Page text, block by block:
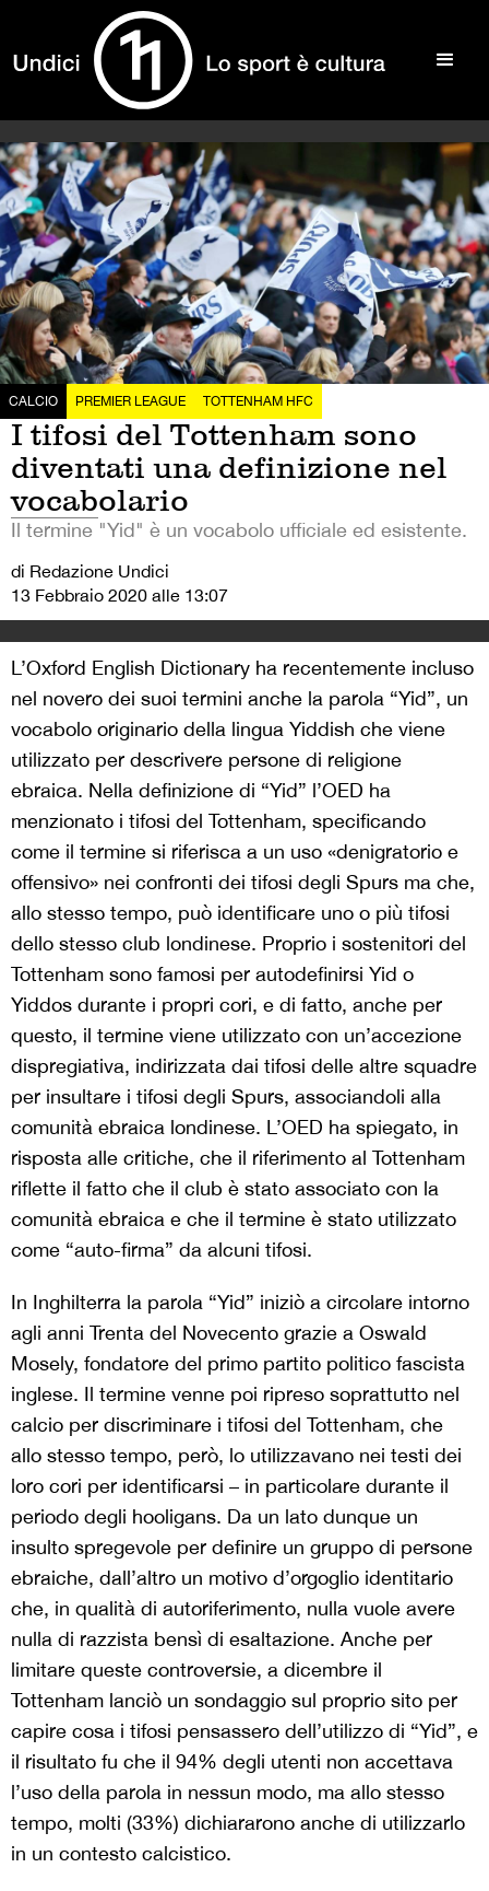
CALCIO PREMIER LEAGUE TOTTENHAM HFC
I tifosi del Tottenham sono
diventati una definizione nel
vocabolario
Il termine "Yid" è un vocabolo ufficiale ed esistente.
di Redazione Undici
13 Febbraio 2020 alle 13:07
L’Oxford English Dictionary ha recentemente incluso
nel novero dei suoi termini anche la parola “Yid”, un
vocabolo originario della lingua Yiddish che viene
utilizzato per descrivere persone di religione
ebraica. Nella definizione di “Yid” l’OED ha
menzionato i tifosi del Tottenham, specificando
come il termine si riferisca a un uso «denigratorio e
offensivo» nei confronti dei tifosi degli Spurs ma che,
allo stesso tempo, può identificare uno o più tifosi
dello stesso club londinese. Proprio i sostenitori del
Tottenham sono famosi per autodefinirsi Yid o
Yiddos durante i propri cori, e di fatto, anche per
questo, il termine viene utilizzato con un’accezione
dispregiativa, indirizzata dai tifosi delle altre squadre
per insultare i tifosi degli Spurs, associandoli alla
comunità ebraica londinese. L’OED ha spiegato, in
risposta alle critiche, che il riferimento al Tottenham
riflette il fatto che il club è stato associato con la
comunità ebraica e che il termine è stato utilizzato
come “auto-firma” da alcuni tifosi.
In Inghilterra la parola “Yid” iniziò a circolare intorno
agli anni Trenta del Novecento grazie a Oswald
Mosely, fondatore del primo partito politico fascista
inglese. Il termine venne poi ripreso soprattutto nel
calcio per discriminare i tifosi del Tottenham, che
allo stesso tempo, però, lo utilizzavano nei testi dei
loro cori per identificarsi – in particolare durante il
periodo degli hooligans. Da un lato dunque un
insulto spregevole per definire un gruppo di persone
ebraiche, dall’altro un motivo d’orgoglio identitario
che, in qualità di autoriferimento, nulla vuole avere
nulla di razzista bensì di esaltazione. Anche per
limitare queste controversie, a dicembre il
Tottenham lanciò un sondaggio sul proprio sito per
capire cosa i tifosi pensassero dell’utilizzo di “Yid”, e
il risultato fu che il 94% degli utenti non accettava
l’uso della parola in nessun modo, ma allo stesso
tempo, molti (33%) dichiararono anche di utilizzarlo
in un contesto calcistico.